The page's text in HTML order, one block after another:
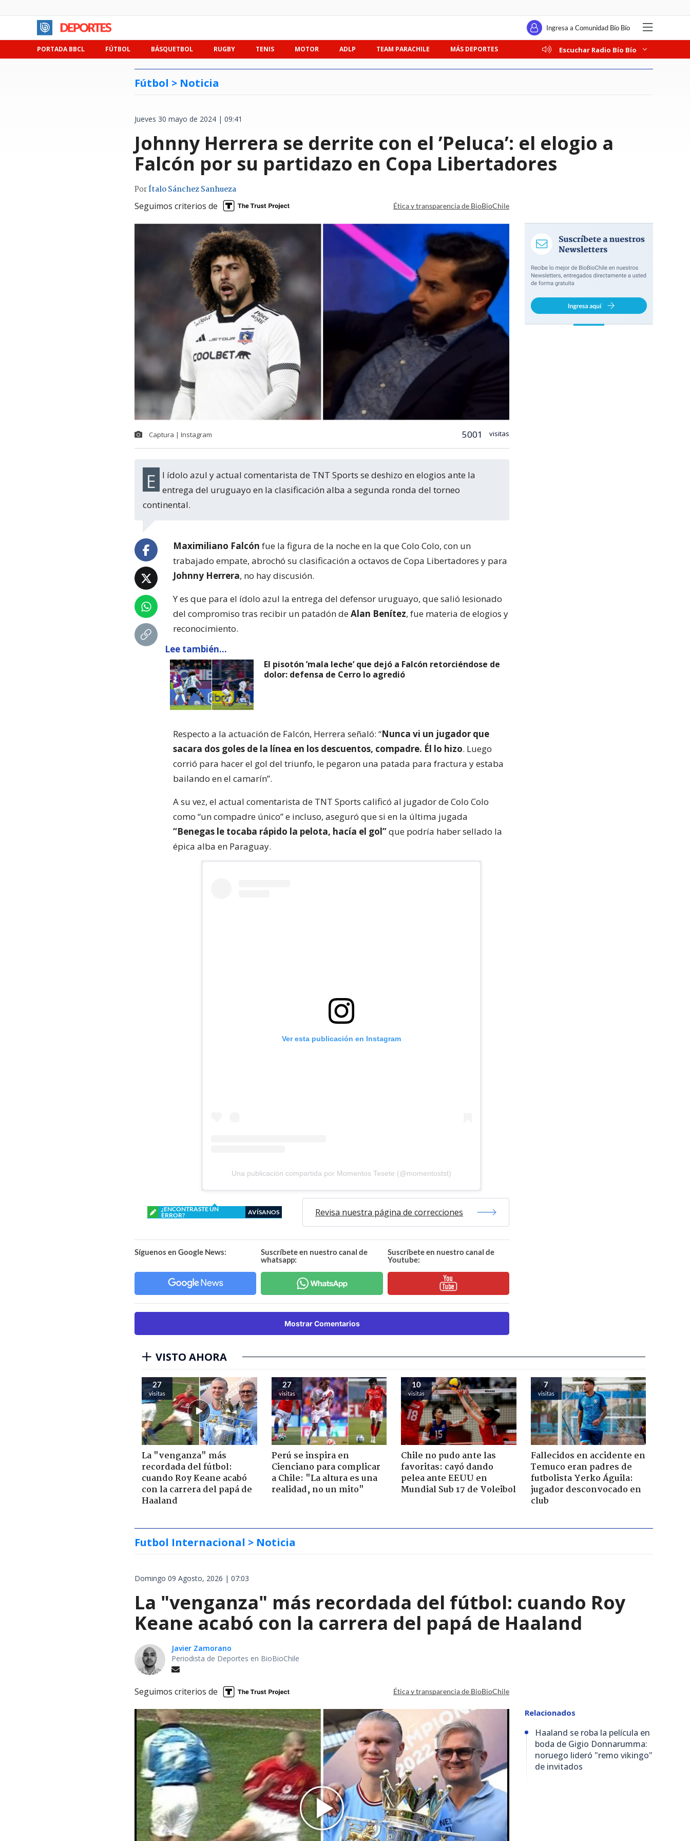
Ingresa a Comunidad Bío Bío
PORTADA BBCL FÚTBOL BÁSQUETBOL RUGBY TENIS MOTOR ADLP TEAM PARACHILE MÁS DEPORTES Escuchar Radio Bío Bío
Fútbol > Noticia
Jueves 30 mayo de 2024 | 09:41
Johnny Herrera se derrite con el ’Peluca’: el elogio a
Falcón por su partidazo en Copa Libertadores
PorÍtalo Sánchez Sanhueza
Seguimos criterios de Ética y transparencia de BioBioChile
Captura | Instagram 5001 visitas
El ídolo azul y actual comentarista de TNT Sports se deshizo en elogios ante la
entrega del uruguayo en la clasificación alba a segunda ronda del torneo
continental.
Maximiliano Falcón fue la figura de la noche en la que Colo Colo, con un
trabajado empate, abrochó su clasificación a octavos de Copa Libertadores y para
Johnny Herrera, no hay discusión.
Y es que para el ídolo azul la entrega del defensor uruguayo, que salió lesionado
del compromiso tras recibir un patadón deAlan Benítez, fue materia de elogios y
reconocimiento.
Lee también...
El pisotón ’mala leche’ que dejó a Falcón retorciéndose de
dolor: defensa de Cerro lo agredió
Respecto a la actuación de Falcón, Herrera señaló: “Nunca vi un jugador que
sacara dos goles de la línea en los descuentos, compadre. Él lo hizo. Luego
corrió para hacer el gol del triunfo, le pegaron una patada para fractura y estaba
bailando en el camarín”.
A su vez, el actual comentarista de TNT Sports calificó al jugador de Colo Colo
como “un compadre único” e incluso, aseguró que si en la última jugada
“Benegas le tocaba rápido la pelota, hacía el gol”que podría haber sellado la
épica alba en Paraguay.
Ver esta publicación en Instagram
Una publicación compartida por Momentos Tesete (@momentostst)
¿ENCONTRASTE UN
ERROR?
AVÍSANOS Revisa nuestra página de correcciones
Síguenos en Google News:
Suscríbete en nuestro canal de
whatsapp:
Suscríbete en nuestro canal de
Youtube:
Mostrar Comentarios
VISTO AHORA
27
visitas
La "venganza" más
recordada del fútbol:
cuando Roy Keane acabó
con la carrera del papá de
Haaland
27
visitas
Perú se inspira en
Cienciano para complicar
a Chile: "La altura es una
realidad, no un mito"
10
visitas
Chile no pudo ante las
favoritas: cayó dando
pelea ante EEUU en
Mundial Sub 17 de Voleibol
7
visitas
Fallecidos en accidente en
Temuco eran padres de
futbolista Yerko Águila:
jugador desconvocado en
club
Futbol Internacional > Noticia
Domingo 09 Agosto, 2026 | 07:03
La "venganza" más recordada del fútbol: cuando Roy
Keane acabó con la carrera del papá de Haaland
Javier Zamorano
Periodista de Deportes en BioBioChile
Seguimos criterios de Ética y transparencia de BioBioChile
Relacionados
Haaland se roba la película en
boda de Gigio Donnarumma:
noruego lideró "remo vikingo"
de invitados